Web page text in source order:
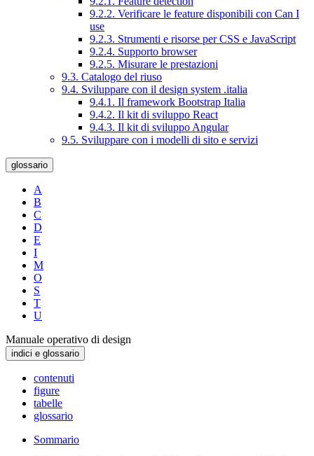
9.2.2. Verificare le feature disponibili con Can I
use
9.2.3. Strumenti e risorse per CSS e JavaScript
9.2.4. Supporto browser
9.2.5. Misurare le prestazioni
9.3. Catalogo del riuso
9.4. Sviluppare con il design system .italia
9.4.1. Il framework Bootstrap Italia
9.4.2. Il kit di sviluppo React
9.4.3. Il kit di sviluppo Angular
9.5. Sviluppare con i modelli di sito e servizi
glossario
A
B
C
D
E
I
M
O
S
T
U
Manuale operativo di design
indici e glossario
contenuti
figure
tabelle
glossario
Sommario